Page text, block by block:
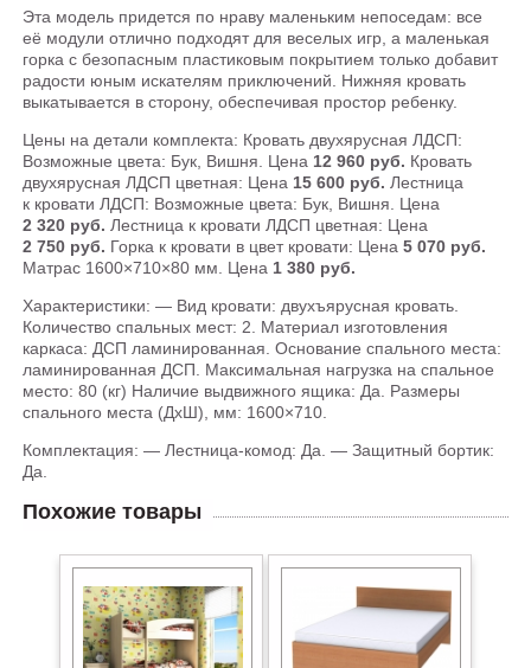
Эта модель придется по нраву маленьким непоседам: все
её модули отлично подходят для веселых игр, а маленькая
горка с безопасным пластиковым покрытием только добавит
радости юным искателям приключений. Нижняя кровать
выкатывается в сторону, обеспечивая простор ребенку.
Цены на детали комплекта: Кровать двухярусная ЛДСП:
Возможные цвета: Бук, Вишня. Цена 12 960 руб. Кровать
двухярусная ЛДСП цветная: Цена 15 600 руб. Лестница
к кровати ЛДСП: Возможные цвета: Бук, Вишня. Цена
2 320 руб. Лестница к кровати ЛДСП цветная: Цена
2 750 руб. Горка к кровати в цвет кровати: Цена 5 070 руб.
Матрас 1600×710×80 мм. Цена 1 380 руб.
Характеристики: — Вид кровати: двухъярусная кровать.
Количество спальных мест: 2. Материал изготовления
каркаса: ДСП ламинированная. Основание спального места:
ламинированная ДСП. Максимальная нагрузка на спальное
место: 80 (кг) Наличие выдвижного ящика: Да. Размеры
спального места (ДхШ), мм: 1600×710.
Комплектация: — Лестница-комод: Да. — Защитный бортик:
Да.
Похожие товары